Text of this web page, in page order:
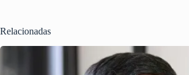
Relacionadas